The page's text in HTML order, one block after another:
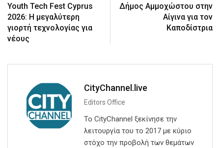
Youth Tech Fest Cyprus
2026: Η μεγαλύτερη
γιορτή τεχνολογίας για
νέους
Δήμος Αμμοχώστου στην
Αίγινα για τον
Καποδίστρια
CityChannel.live
Editors Office
Το CityChannel ξεκίνησε την
λειτουργία του το 2017 με κύριο
στόχο την προβολή των θεμάτων